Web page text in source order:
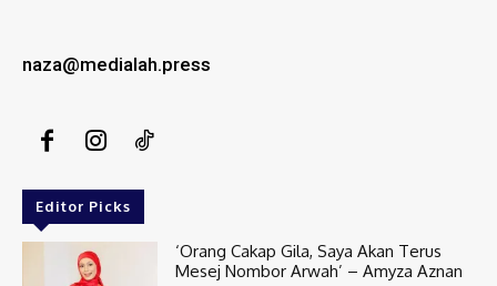
naza@medialah.press
Editor Picks
‘Orang Cakap Gila, Saya Akan Terus
Mesej Nombor Arwah’ – Amyza Aznan